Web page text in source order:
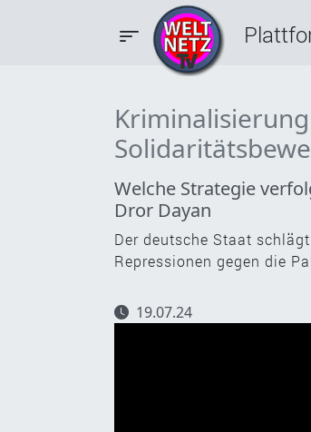
Welche Strategie
Dror Dayan
Der deutsche Staat
Repressionen gegen die
19.07.24